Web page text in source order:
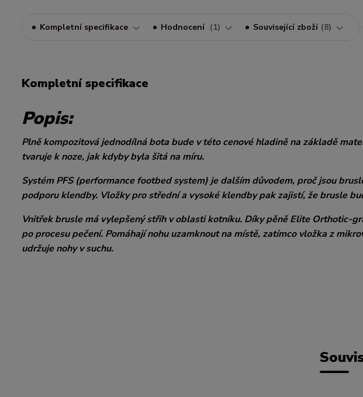
Kompletní specifikace Hodnocení 1 Související zboží 8
Kompletní specifikace
Popis:
Plně kompozitová jednodílná bota bude v této cenové hladině na základě
tvaruje k noze, jak kdyby byla šitá na míru.
Systém PFS (performance footbed system) je dalším důvodem, proč jsou
podporu klendby. Vložky pro střední a vysoké klendby pak zajistí, že brusle
Vnitřek brusle má vylepšený střih v oblasti kotníku. Díky pěně Elite Orthotic-
po procesu pečení. Pomáhají nohu uzamknout na místě, zatímco vložka z
udržuje nohy v suchu.